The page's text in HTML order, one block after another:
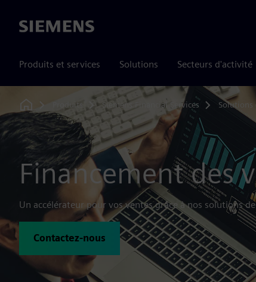
Siemens
Produits et services Solutions Secteurs d'activité
Home
Produits Siemens Financial Services Solutions
Financement des
Un accélérateur pour vos ventes grâce à nos solutions
Contactez-nous